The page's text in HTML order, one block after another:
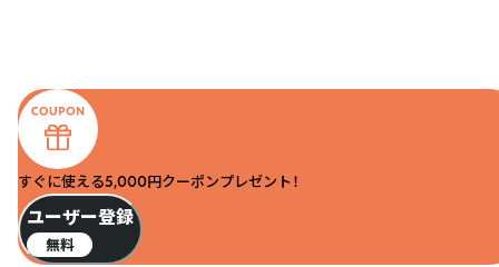
すぐに使える5,000円クーポンプレゼント！
ユーザー登録
無料